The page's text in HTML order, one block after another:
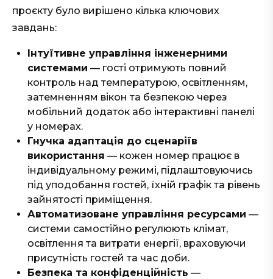
проєкту було вирішено кілька ключових
завдань:
Інтуїтивне управління інженерними
системами — гості отримують повний
контроль над температурою, освітленням,
затемненням вікон та безпекою через
мобільний додаток або інтерактивні панелі
у номерах.
Гнучка адаптація до сценаріїв
використання — кожен номер працює в
індивідуальному режимі, підлаштовуючись
під уподобання гостей, їхній графік та рівень
зайнятості приміщення.
Автоматизоване управління ресурсами —
системи самостійно регулюють клімат,
освітлення та витрати енергії, враховуючи
присутність гостей та час доби.
Безпека та конфіденційність —